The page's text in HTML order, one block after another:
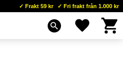
Frakt 59 kr Fri frakt från 1.000 kr
search Favoriter